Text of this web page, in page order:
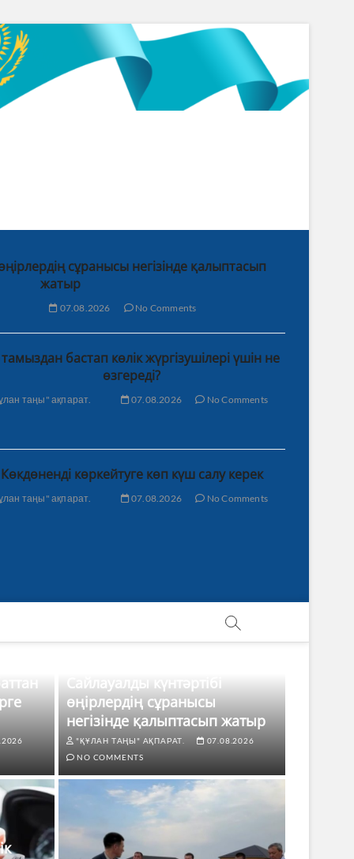
сұранысы негізінде қалыптасып
жатыр
07.08.2026 No Comments
бастап көлік жүргізушілері үшін не
өзгереді?
таңы" ақпарат. 07.08.2026 No Comments
Көкдөненді көркейтуге көп күш салу керек
таңы" ақпарат. 07.08.2026 No Comments
Сайлауалды күнтәртібі
өңірлердің сұранысы
негізінде қалыптасып жатыр
"ҚҰЛАН ТАҢЫ" АҚПАРАТ.
07.08.2026
NO COMMENTS